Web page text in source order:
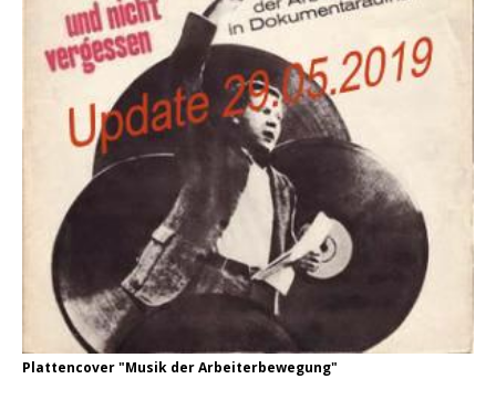
Plattencover "Musik der Arbeiterbewegung"